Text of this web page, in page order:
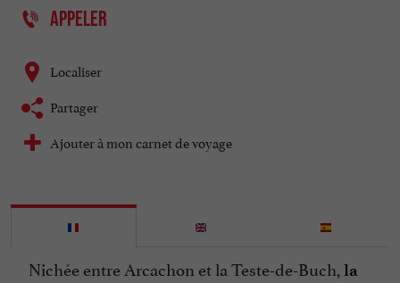
APPELER
Localiser
Partager
Ajouter à mon carnet de voyage
Nichée entre Arcachon et la Teste-de-Buch, la